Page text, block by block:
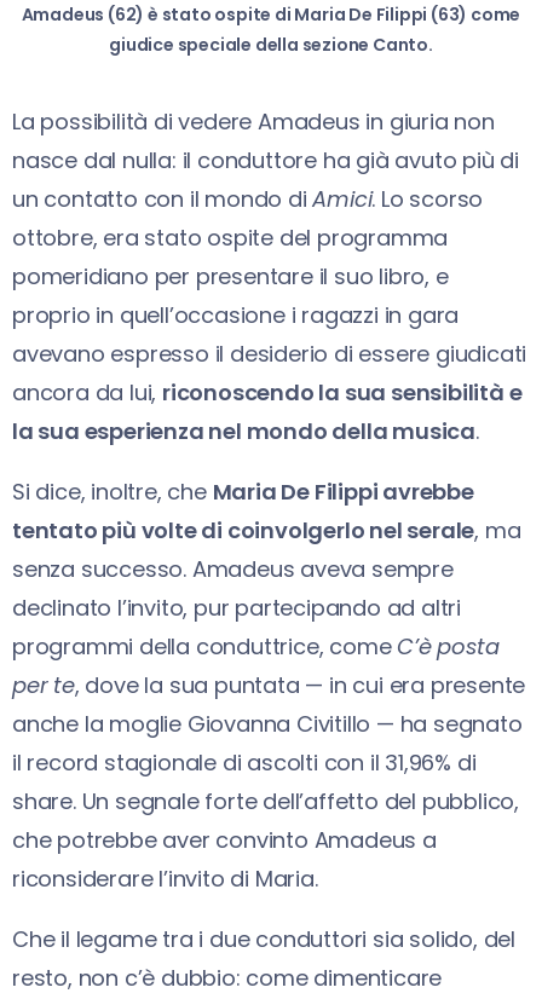
Amadeus (62) è stato ospite di Maria De Filippi (63) come
giudice speciale della sezione Canto.
La possibilità di vedere Amadeus in giuria non
nasce dal nulla: il conduttore ha già avuto più di
un contatto con il mondo diAmici. Lo scorso
ottobre, era stato ospite del programma
pomeridiano per presentare il suo libro, e
proprio in quell’occasione i ragazzi in gara
avevano espresso il desiderio di essere giudicati
ancora da lui, riconoscendo la sua sensibilità e
la sua esperienza nel mondo della musica.
Si dice, inoltre, che Maria De Filippi avrebbe
tentato più volte di coinvolgerlo nel serale, ma
senza successo. Amadeus aveva sempre
declinato l’invito, pur partecipando ad altri
programmi della conduttrice, come C’è posta
per te, dove la sua puntata — in cui era presente
anche la moglie Giovanna Civitillo — ha segnato
il record stagionale di ascolti con il 31,96% di
share. Un segnale forte dell’affetto del pubblico,
che potrebbe aver convinto Amadeus a
riconsiderare l’invito di Maria.
Che il legame tra i due conduttori sia solido, del
resto, non c’è dubbio: come dimenticare